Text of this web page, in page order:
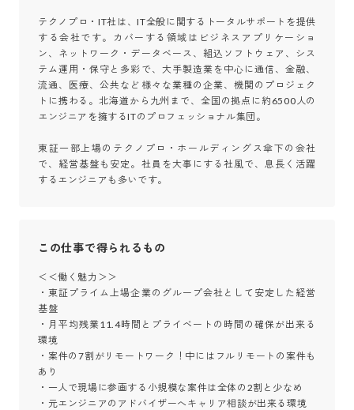
テクノプロ・IT社は、IT全般に関するトータルサポートを提供
する会社です。カバーする領域はビジネスアプリケーショ
ン、ネットワーク・データベース、組込ソフトウェア、シス
テム運用・保守と多彩で、大手製造業を中心に通信、金融、
流通、医療、公共など様々な業種の企業、機関のプロジェク
トに携わる。北海道から九州まで、全国の拠点に約6500人の
エンジニアを擁するITのプロフェッショナル集団。
東証一部上場のテクノプロ・ホールディングス傘下の会社
で、経営基盤も安定。社員を大事にする社風で、息長く活躍
するエンジニアも多いです。
この仕事で得られるもの
＜＜働く魅力＞＞
・東証プライム上場企業のグループ会社として安定した経営
基盤
・月平均残業11.4時間とプライベートの時間の確保が出来る
環境
・案件の7割がリモートワーク！中にはフルリモートの案件も
あり
・一人で現場に参画する小規模な案件は全体の2割と少なめ
・元エンジニアのアドバイザーへキャリア相談が出来る環境